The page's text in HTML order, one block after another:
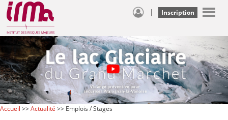
| Inscription
Accueil >>Actualité >> Emplois / Stages